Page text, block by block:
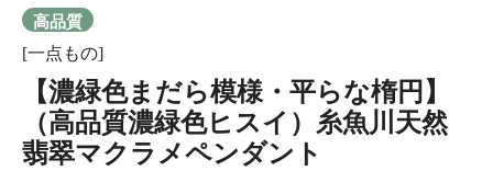
高品質
[一点もの]
【濃緑色まだら模様・平らな楕円】
（高品質濃緑色ヒスイ）糸魚川天然
翡翠マクラメペンダント